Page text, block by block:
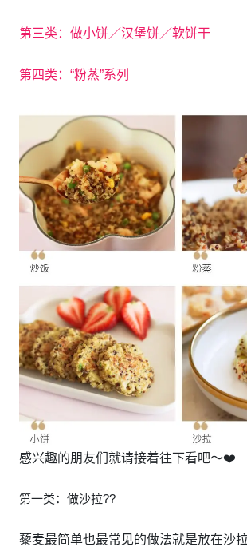
第三类：做小饼／汉堡饼／软饼干
第四类：“粉蒸”系列
感兴趣的朋友们就请接着往下看吧～❤️
第一类：做沙拉?‍?
藜麦最简单也最常见的做法就是放在沙